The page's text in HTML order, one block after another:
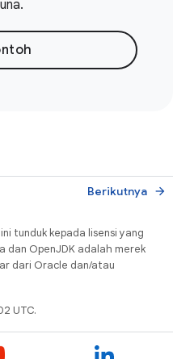
Berikutnya arrow_forward
tunduk kepada lisensi yang
dan OpenJDK adalah merek
dari Oracle dan/atau
UTC.